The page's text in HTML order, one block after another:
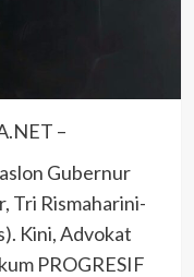
–
Gubernur
Tri Rismaharini-
Kini, Advokat
PROGRESIF